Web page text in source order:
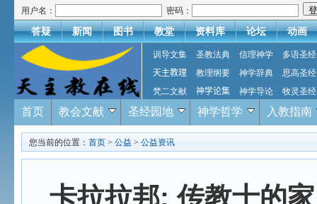
用户名： 密码：
答疑 新闻 图书 教堂 资料库 论坛 动画
训导文集 圣教法典 信理神学
多语圣经
天主教理
教理纲要 神学辞典
思高圣经
梵二文献
神学论集 神学导论 牧灵圣经
首页 教会文献 圣经园地 神学哲学 入教指南
您当前的位置： 首页 > 公益 > 公益资讯
卡拉拉邦: 传教士的